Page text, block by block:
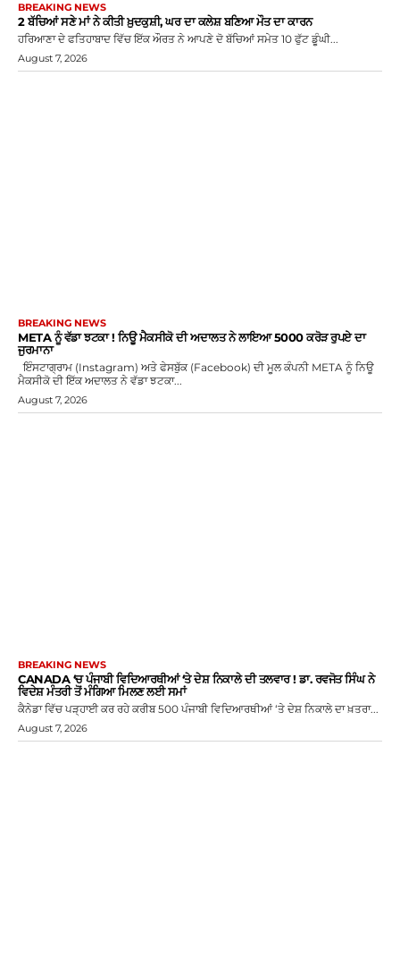
BREAKING NEWS
2 ਬੱਚਿਆਂ ਸਣੇ ਮਾਂ ਨੇ ਕੀਤੀ ਖ਼ੁਦਕੁਸ਼ੀ, ਘਰ ਦਾ ਕਲੇਸ਼ ਬਣਿਆ ਮੌਤ ਦਾ ਕਾਰਨ
ਹਰਿਆਣਾ ਦੇ ਫਤਿਹਾਬਾਦ ਵਿੱਚ ਇੱਕ ਔਰਤ ਨੇ ਆਪਣੇ ਦੋ ਬੱਚਿਆਂ ਸਮੇਤ 10 ਫੁੱਟ ਡੂੰਘੀ...
August 7, 2026
BREAKING NEWS
META ਨੂੰ ਵੱਡਾ ਝਟਕਾ ! ਨਿਊ ਮੈਕਸੀਕੋ ਦੀ ਅਦਾਲਤ ਨੇ ਲਾਇਆ 5000 ਕਰੋੜ ਰੁਪਏ ਦਾ
ਜੁਰਮਾਨਾ
ਇੰਸਟਾਗ੍ਰਾਮ (Instagram) ਅਤੇ ਫੇਸਬੁੱਕ (Facebook) ਦੀ ਮੂਲ ਕੰਪਨੀ META ਨੂੰ ਨਿਊ
ਮੈਕਸੀਕੋ ਦੀ ਇੱਕ ਅਦਾਲਤ ਨੇ ਵੱਡਾ ਝਟਕਾ...
August 7, 2026
BREAKING NEWS
CANADA ‘ਚ ਪੰਜਾਬੀ ਵਿਦਿਆਰਥੀਆਂ ‘ਤੇ ਦੇਸ਼ ਨਿਕਾਲੇ ਦੀ ਤਲਵਾਰ ! ਡਾ. ਰਵਜੋਤ ਸਿੰਘ ਨੇ
ਵਿਦੇਸ਼ ਮੰਤਰੀ ਤੋਂ ਮੰਗਿਆ ਮਿਲਣ ਲਈ ਸਮਾਂ
ਕੈਨੇਡਾ ਵਿੱਚ ਪੜ੍ਹਾਈ ਕਰ ਰਹੇ ਕਰੀਬ 500 ਪੰਜਾਬੀ ਵਿਦਿਆਰਥੀਆਂ ‘ਤੇ ਦੇਸ਼ ਨਿਕਾਲੇ ਦਾ ਖ਼ਤਰਾ...
August 7, 2026